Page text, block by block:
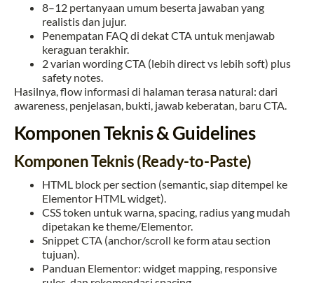
8–12 pertanyaan umum beserta jawaban yang
realistis dan jujur.
Penempatan FAQ di dekat CTA untuk menjawab
keraguan terakhir.
2 varian wording CTA (lebih direct vs lebih soft) plus
safety notes.
Hasilnya, flow informasi di halaman terasa natural: dari
awareness, penjelasan, bukti, jawab keberatan, baru CTA.
Komponen Teknis & Guidelines
Komponen Teknis (Ready-to-Paste)
HTML block per section (semantic, siap ditempel ke
Elementor HTML widget).
CSS token untuk warna, spacing, radius yang mudah
dipetakan ke theme/Elementor.
Snippet CTA (anchor/scroll ke form atau section
tujuan).
Panduan Elementor: widget mapping, responsive